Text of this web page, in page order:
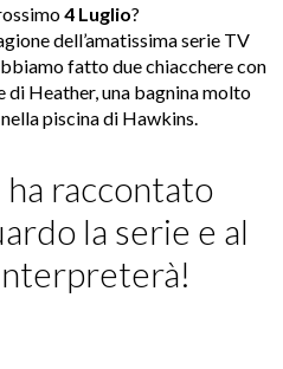
4 Luglio?
dell’amatissima serie TV
fatto due chiacchere con
di Heather, una bagnina molto
piscina di Hawkins.
ha raccontato
la serie e al